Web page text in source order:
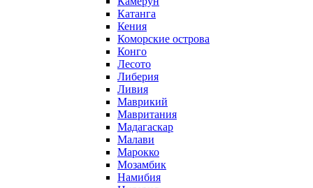
Катанга
Кения
Коморские острова
Конго
Лесото
Либерия
Ливия
Маврикий
Мавритания
Мадагаскар
Малави
Марокко
Мозамбик
Намибия